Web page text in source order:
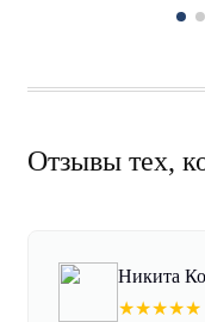
Отзывы тех,
Никита
★★★★★